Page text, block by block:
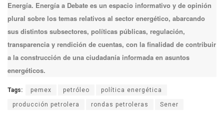
Energía. Energía a Debate es un espacio informativo y de opinión
plural sobre los temas relativos al sector energético, abarcando
sus distintos subsectores, políticas públicas, regulación,
transparencia y rendición de cuentas, con la finalidad de contribuir
a la construcción de una ciudadanía informada en asuntos
energéticos.
Tags: pemex petróleo política energética
producción petrolera rondas petroleras Sener